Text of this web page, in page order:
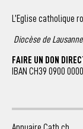
L’Eglise catholique
Diocèse de
FAIRE UN DON
IBAN CH39 0900